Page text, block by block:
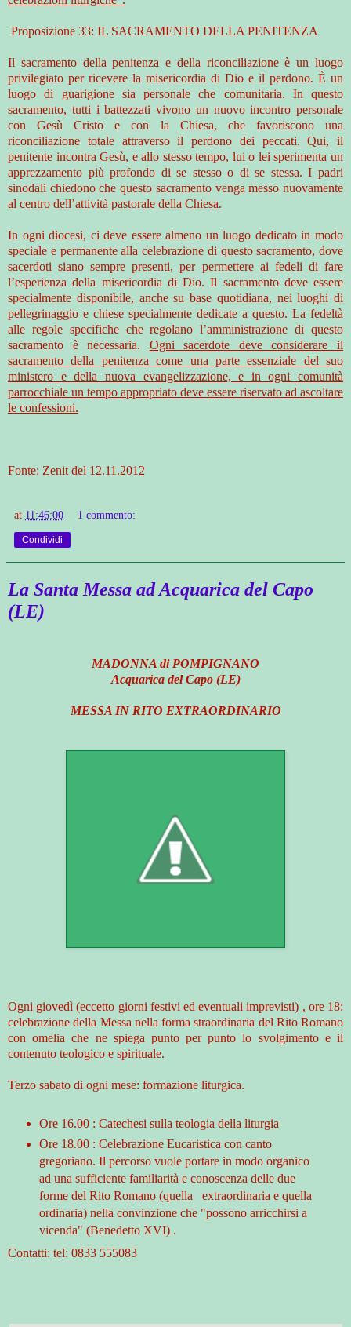
Proposizione 33: IL SACRAMENTO DELLA PENITENZA
Il sacramento della penitenza e della riconciliazione è un luogo
privilegiato per ricevere la misericordia di Dio e il perdono. È un
luogo di guarigione sia personale che comunitaria. In questo
sacramento, tutti i battezzati vivono un nuovo incontro personale
con Gesù Cristo e con la Chiesa, che favoriscono una
riconciliazione totale attraverso il perdono dei peccati. Qui, il
penitente incontra Gesù, e allo stesso tempo, lui o lei sperimenta un
apprezzamento più profondo di se stesso o di se stessa. I padri
sinodali chiedono che questo sacramento venga messo nuovamente
al centro dell’attività pastorale della Chiesa.
In ogni diocesi, ci deve essere almeno un luogo dedicato in modo
speciale e permanente alla celebrazione di questo sacramento, dove
sacerdoti siano sempre presenti, per permettere ai fedeli di fare
l’esperienza della misericordia di Dio. Il sacramento deve essere
specialmente disponibile, anche su base quotidiana, nei luoghi di
pellegrinaggio e chiese specialmente dedicate a questo. La fedeltà
alle regole specifiche che regolano l’amministrazione di questo
sacramento è necessaria. Ogni sacerdote deve considerare il
sacramento della penitenza come una parte essenziale del suo
ministero e della nuova evangelizzazione, e in ogni comunità
parrocchiale un tempo appropriato deve essere riservato ad ascoltare
le confessioni.
Fonte: Zenit del 12.11.2012
at 11:46:00 1 commento:
Condividi
La Santa Messa ad Acquarica del Capo
(LE)
MADONNA di POMPIGNANO
Acquarica del Capo (LE)
MESSA IN RITO EXTRAORDINARIO
Ogni giovedì (eccetto giorni festivi ed eventuali imprevisti) , ore 18:
celebrazione della Messa nella forma straordinaria del Rito Romano
con omelia che ne spiega punto per punto lo svolgimento e il
contenuto teologico e spirituale.
Terzo sabato di ogni mese: formazione liturgica.
Ore 16.00 : Catechesi sulla teologia della liturgia
Ore 18.00 : Celebrazione Eucaristica con canto
gregoriano. Il percorso vuole portare in modo organico
ad una sufficiente familiarità e conoscenza delle due
forme del Rito Romano (quella extraordinaria e quella
ordinaria) nella convinzione che "possono arricchirsi a
vicenda" (Benedetto XVI) .
Contatti: tel: 0833 555083